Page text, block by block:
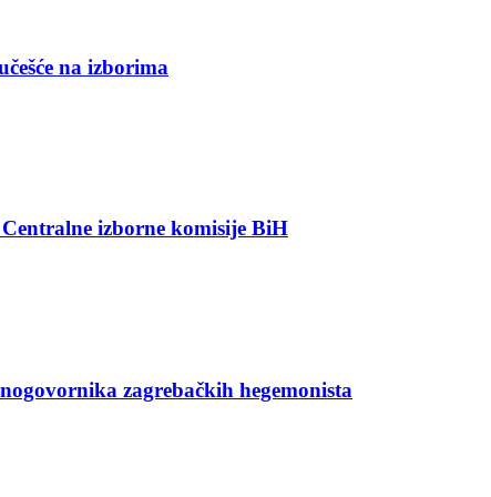
na izborima
izborne komisije BiH
zagrebačkih hegemonista